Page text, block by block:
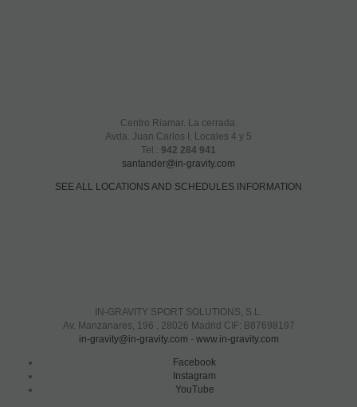
Centro Riamar. La cerrada.
Avda. Juan Carlos I. Locales 4 y 5
Tel.: 942 284 941
santander@in-gravity.com
SEE ALL LOCATIONS AND SCHEDULES INFORMATION
IN-GRAVITY SPORT SOLUTIONS, S.L.
Av. Manzanares, 196 , 28026 Madrid CIF: B87698197
in-gravity@in-gravity.com - www.in-gravity.com
Facebook
Instagram
YouTube